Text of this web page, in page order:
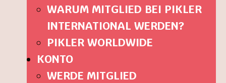
WARUM MITGLIED BEI PIKLER
INTERNATIONAL WERDEN?
PIKLER WORLDWIDE
KONTO
WERDE MITGLIED